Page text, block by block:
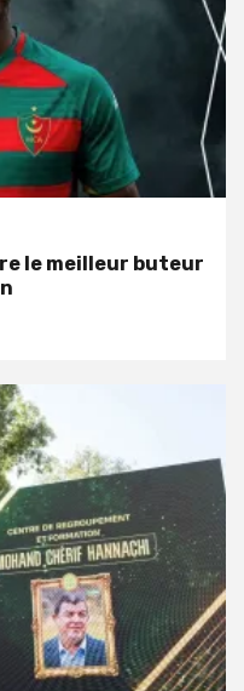
le meilleur buteur